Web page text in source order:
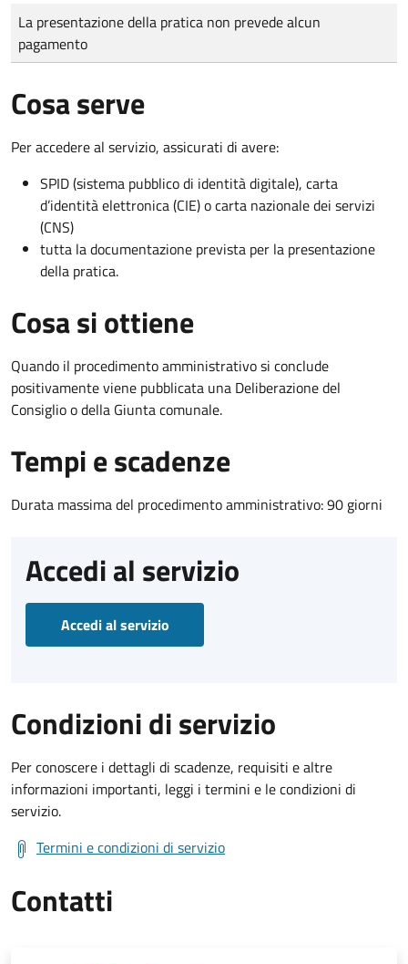
Tipo di pagamento
Importo
La presentazione della pratica non prevede alcun
pagamento
Cosa serve
Per accedere al servizio, assicurati di avere:
SPID (sistema pubblico di identità digitale), carta
d’identità elettronica (CIE) o carta nazionale dei servizi
(CNS)
tutta la documentazione prevista per la presentazione
della pratica.
Cosa si ottiene
Quando il procedimento amministrativo si conclude
positivamente viene pubblicata una Deliberazione del
Consiglio o della Giunta comunale.
Tempi e scadenze
Durata massima del procedimento amministrativo: 90 giorni
Accedi al servizio
Accedi al servizio
Condizioni di servizio
Per conoscere i dettagli di scadenze, requisiti e altre
informazioni importanti, leggi i termini e le condizioni di
servizio.
Termini e condizioni di servizio
Contatti